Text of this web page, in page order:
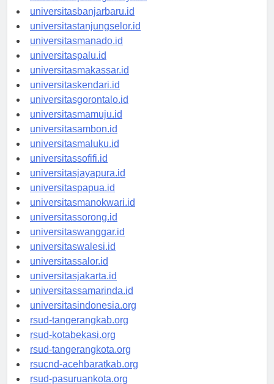
universitaspalangkaraya.id
universitasbanjarbaru.id
universitastanjungselor.id
universitasmanado.id
universitaspalu.id
universitasmakassar.id
universitaskendari.id
universitasgorontalo.id
universitasmamuju.id
universitasambon.id
universitasmaluku.id
universitassofifi.id
universitasjayapura.id
universitaspapua.id
universitasmanokwari.id
universitassorong.id
universitaswanggar.id
universitaswalesi.id
universitassalor.id
universitasjakarta.id
universitassamarinda.id
universitasindonesia.org
rsud-tangerangkab.org
rsud-kotabekasi.org
rsud-tangerangkota.org
rsucnd-acehbaratkab.org